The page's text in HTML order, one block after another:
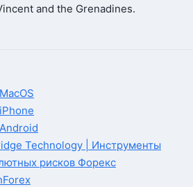
and the Grenadines.
Technology | Инструменты
рисков Форекс